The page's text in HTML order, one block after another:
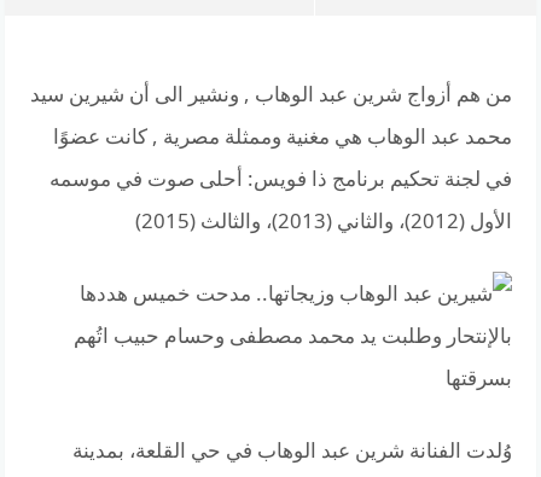
من هم أزواج شرين عبد الوهاب , ونشير الى أن شيرين سيد
محمد عبد الوهاب هي مغنية وممثلة مصرية , كانت عضوًا
في لجنة تحكيم برنامج ذا فويس: أحلى صوت في موسمه
الأول (2012)، والثاني (2013)، والثالث (2015)
وُلدت الفنانة شرين عبد الوهاب في حي القلعة، بمدينة